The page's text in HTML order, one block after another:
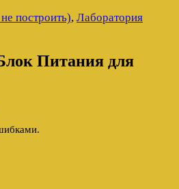
построить), Лаборатория
Питания для